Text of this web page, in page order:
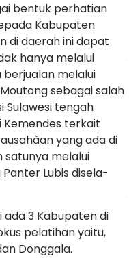
bentuk perhatian
Kabupaten
di daerah ini dapat
hanya melalui
melalui
sebagai salah
Sulawesi tengah
terkait
yang ada di
satunya melalui
Lubis disela-
3 Kabupaten di
pelatihan yaitu,
Donggala.